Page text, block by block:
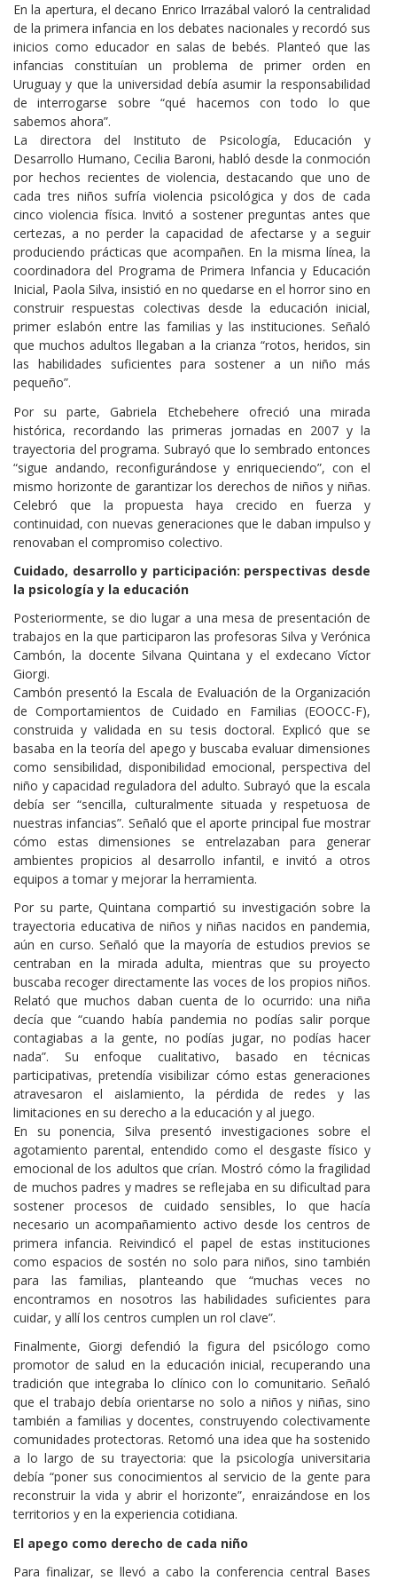
En la apertura, el decano Enrico Irrazábal valoró la centralidad
de la primera infancia en los debates nacionales y recordó sus
inicios como educador en salas de bebés. Planteó que las
infancias constituían un problema de primer orden en
Uruguay y que la universidad debía asumir la responsabilidad
de interrogarse sobre “qué hacemos con todo lo que
sabemos ahora”.
La directora del Instituto de Psicología, Educación y
Desarrollo Humano, Cecilia Baroni, habló desde la conmoción
por hechos recientes de violencia, destacando que uno de
cada tres niños sufría violencia psicológica y dos de cada
cinco violencia física. Invitó a sostener preguntas antes que
certezas, a no perder la capacidad de afectarse y a seguir
produciendo prácticas que acompañen. En la misma línea, la
coordinadora del Programa de Primera Infancia y Educación
Inicial, Paola Silva, insistió en no quedarse en el horror sino en
construir respuestas colectivas desde la educación inicial,
primer eslabón entre las familias y las instituciones. Señaló
que muchos adultos llegaban a la crianza “rotos, heridos, sin
las habilidades suficientes para sostener a un niño más
pequeño”.
Por su parte, Gabriela Etchebehere ofreció una mirada
histórica, recordando las primeras jornadas en 2007 y la
trayectoria del programa. Subrayó que lo sembrado entonces
“sigue andando, reconfigurándose y enriqueciendo”, con el
mismo horizonte de garantizar los derechos de niños y niñas.
Celebró que la propuesta haya crecido en fuerza y
continuidad, con nuevas generaciones que le daban impulso y
renovaban el compromiso colectivo.
Cuidado, desarrollo y participación: perspectivas desde
la psicología y la educación
Posteriormente, se dio lugar a una mesa de presentación de
trabajos en la que participaron las profesoras Silva y Verónica
Cambón, la docente Silvana Quintana y el exdecano Víctor
Giorgi.
Cambón presentó la Escala de Evaluación de la Organización
de Comportamientos de Cuidado en Familias (EOOCC-F),
construida y validada en su tesis doctoral. Explicó que se
basaba en la teoría del apego y buscaba evaluar dimensiones
como sensibilidad, disponibilidad emocional, perspectiva del
niño y capacidad reguladora del adulto. Subrayó que la escala
debía ser “sencilla, culturalmente situada y respetuosa de
nuestras infancias”. Señaló que el aporte principal fue mostrar
cómo estas dimensiones se entrelazaban para generar
ambientes propicios al desarrollo infantil, e invitó a otros
equipos a tomar y mejorar la herramienta.
Por su parte, Quintana compartió su investigación sobre la
trayectoria educativa de niños y niñas nacidos en pandemia,
aún en curso. Señaló que la mayoría de estudios previos se
centraban en la mirada adulta, mientras que su proyecto
buscaba recoger directamente las voces de los propios niños.
Relató que muchos daban cuenta de lo ocurrido: una niña
decía que “cuando había pandemia no podías salir porque
contagiabas a la gente, no podías jugar, no podías hacer
nada”. Su enfoque cualitativo, basado en técnicas
participativas, pretendía visibilizar cómo estas generaciones
atravesaron el aislamiento, la pérdida de redes y las
limitaciones en su derecho a la educación y al juego.
En su ponencia, Silva presentó investigaciones sobre el
agotamiento parental, entendido como el desgaste físico y
emocional de los adultos que crían. Mostró cómo la fragilidad
de muchos padres y madres se reflejaba en su dificultad para
sostener procesos de cuidado sensibles, lo que hacía
necesario un acompañamiento activo desde los centros de
primera infancia. Reivindicó el papel de estas instituciones
como espacios de sostén no solo para niños, sino también
para las familias, planteando que “muchas veces no
encontramos en nosotros las habilidades suficientes para
cuidar, y allí los centros cumplen un rol clave”.
Finalmente, Giorgi defendió la figura del psicólogo como
promotor de salud en la educación inicial, recuperando una
tradición que integraba lo clínico con lo comunitario. Señaló
que el trabajo debía orientarse no solo a niños y niñas, sino
también a familias y docentes, construyendo colectivamente
comunidades protectoras. Retomó una idea que ha sostenido
a lo largo de su trayectoria: que la psicología universitaria
debía “poner sus conocimientos al servicio de la gente para
reconstruir la vida y abrir el horizonte”, enraizándose en los
territorios y en la experiencia cotidiana.
El apego como derecho de cada niño
Para finalizar, se llevó a cabo la conferencia central Bases